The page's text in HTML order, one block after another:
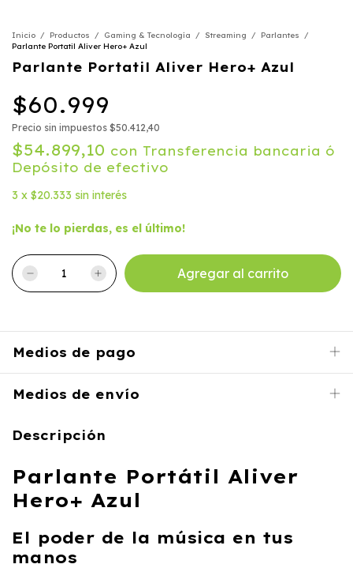
Inicio / Productos / Gaming & Tecnología / Streaming / Parlantes
/
Parlante Portatil Aliver Hero+ Azul
Parlante Portatil Aliver Hero+ Azul
$60.999
Precio sin impuestos $50.412,40
$54.899,10 con Transferencia bancaria ó
Depósito de efectivo
3 x $20.333 sin interés
¡No te lo pierdas, es el último!
Medios de pago
Medios de envío
Descripción
Parlante Portátil Aliver
Hero+ Azul
El poder de la música en tus
manos